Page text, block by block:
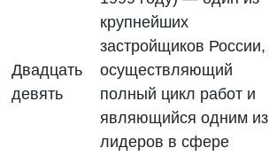
Двадцать
девять
крупнейших
застройщиков России,
осуществляющий
полный цикл работ и
являющийся одним из
лидеров в сфере